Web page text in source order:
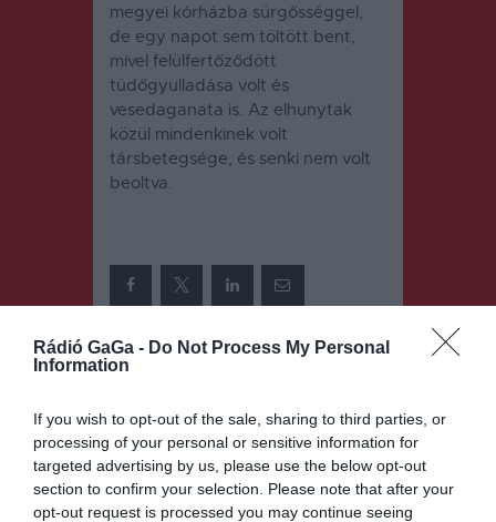
Rádió GaGa - Do Not Process My Personal
Information
If you wish to opt-out of the sale, sharing to third parties, or
processing of your personal or sensitive information for
targeted advertising by us, please use the below opt-out
section to confirm your selection. Please note that after your
opt-out request is processed you may continue seeing
megyei kórházba sürgősséggel,
de egy napot sem töltött bent,
mivel felülfertőződött
tüdőgyulladása volt és
vesedaganata is. Az elhunytak
közül mindenkinek volt
társbetegsége, és senki nem volt
beoltva.
Bejegyzés
navigáció
ELŐZŐ
Kevesen, de
kérik az
oltást
Kórházi
visszarende
ződésre
készülnek